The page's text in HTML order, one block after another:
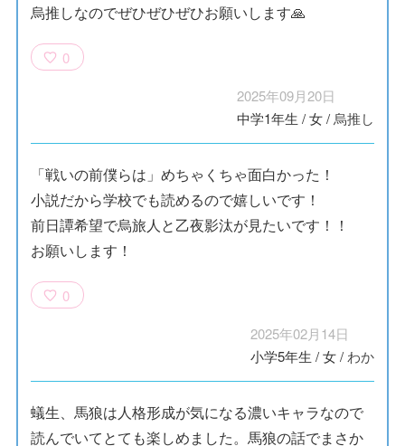
烏推しなのでぜひぜひぜひお願いします🙏
0
2025年09月20日
中学1年生 /女/ 烏推し
「戦いの前僕らは」めちゃくちゃ面白かった！
小説だから学校でも読めるので嬉しいです！
前日譚希望で烏旅人と乙夜影汰が見たいです！！
お願いします！
0
2025年02月14日
小学5年生 /女/ わか
蟻生、馬狼は人格形成が気になる濃いキャラなので
読んでいてとても楽しめました。馬狼の話でまさか